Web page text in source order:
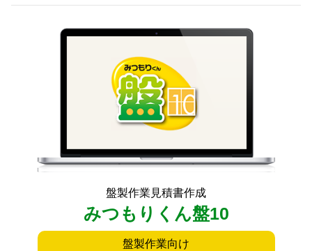
盤製作業見積書作成
みつもりくん盤10
盤製作業向け